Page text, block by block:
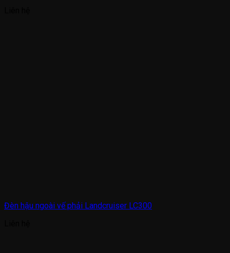
Đèn hậu ngoài vế phải Landcruiser LC300